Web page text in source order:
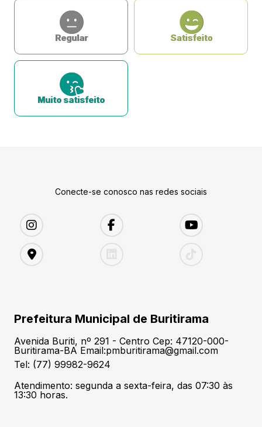
Regular Satisfeito
Muito satisfeito
Conecte-se conosco nas redes sociais
Prefeitura Municipal de Buritirama
Avenida Buriti, nº 291 - Centro Cep: 47120-000-
Buritirama-BA Email:pmburitirama@gmail.com
Tel: (77) 99982-9624
Atendimento: segunda a sexta-feira, das 07:30 às
13:30 horas.